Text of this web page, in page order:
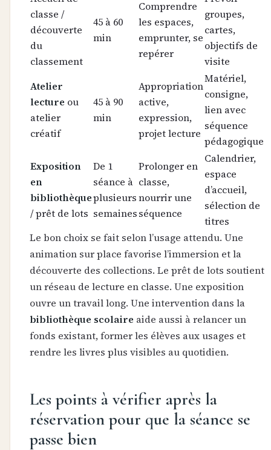
classe /
découverte
du
classement
45 à 60
min
Comprendre
les espaces,
emprunter, se
repérer
groupes,
cartes,
objectifs de
visite
Atelier
lecture ou
atelier
créatif
45 à 90
min
Appropriation
active,
expression,
projet lecture
Matériel,
consigne,
lien avec
séquence
pédagogique
Exposition
en
bibliothèque
/ prêt de lots
De 1
séance à
plusieurs
semaines
Prolonger en
classe,
nourrir une
séquence
Calendrier,
espace
d’accueil,
sélection de
titres
Le bon choix se fait selon l’usage attendu. Une
animation sur place favorise l’immersion et la
découverte des collections. Le prêt de lots soutient
un réseau de lecture en classe. Une exposition
ouvre un travail long. Une intervention dans la
bibliothèque scolaire aide aussi à relancer un
fonds existant, former les élèves aux usages et
rendre les livres plus visibles au quotidien.
Les points à vérifier après la
réservation pour que la séance se
passe bien